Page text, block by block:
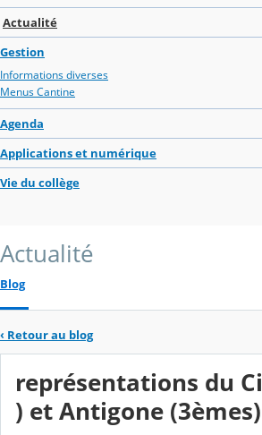
Actualité
Gestion
Informations diverses
Menus Cantine
Agenda
Applications et numérique
Vie du collège
Actualité
Blog
‹ Retour au blog
représentations du
) et Antigone (3èmes)